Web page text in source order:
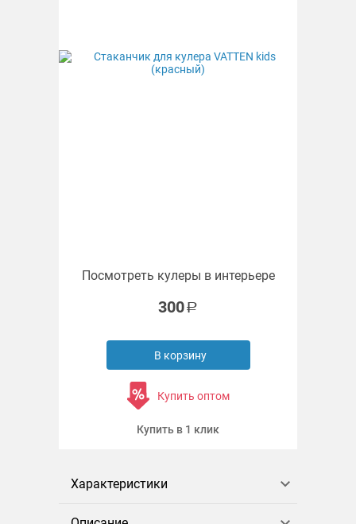
Посмотреть кулеры в интерьере
300
В корзину
Купить оптом
Купить в 1 клик
Характеристики